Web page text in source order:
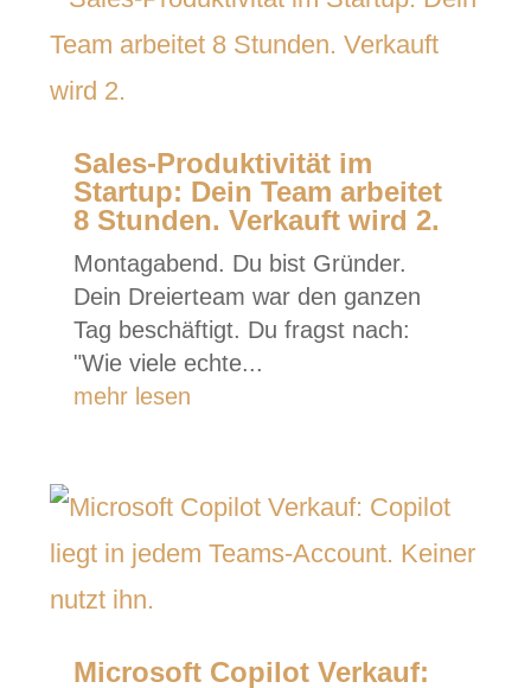
Sales-Produktivität im
Startup: Dein Team arbeitet
8 Stunden. Verkauft wird 2.
Montagabend. Du bist Gründer.
Dein Dreierteam war den ganzen
Tag beschäftigt. Du fragst nach:
"Wie viele echte...
mehr lesen
Microsoft Copilot Verkauf: